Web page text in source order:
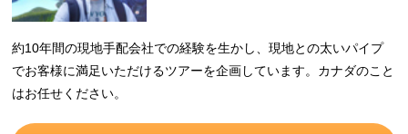
約10年間の現地手配会社での経験を生かし、現地との太いパイプ
でお客様に満足いただけるツアーを企画しています。カナダのこと
はお任せください。